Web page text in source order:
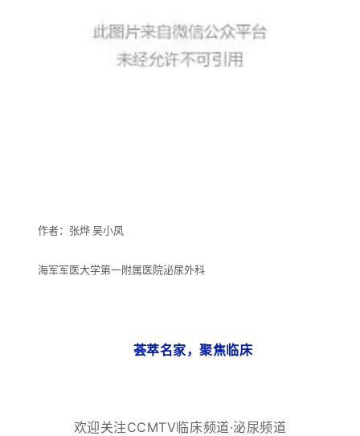
作者：张烨 吴小凤
海军军医大学第一附属医院泌尿外科
荟萃名家，聚焦临床
欢迎关注CCMTV临床频道·泌尿频道